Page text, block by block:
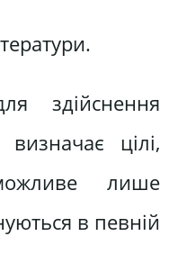
здійснення
визначає цілі,
лише
в певній